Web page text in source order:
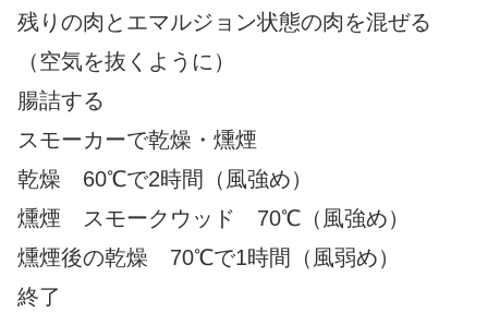
残りの肉とエマルジョン状態の肉を混ぜる
（空気を抜くように）
腸詰する
スモーカーで乾燥・燻煙
乾燥 60℃で2時間（風強め）
燻煙 スモークウッド 70℃（風強め）
燻煙後の乾燥 70℃で1時間（風弱め）
終了